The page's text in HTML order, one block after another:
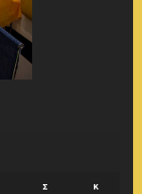
Σ Κ